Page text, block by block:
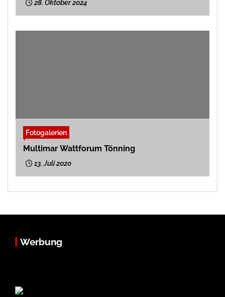
28. Oktober 2024
Fotogalerien
Multimar Wattforum Tönning
13. Juli 2020
Werbung